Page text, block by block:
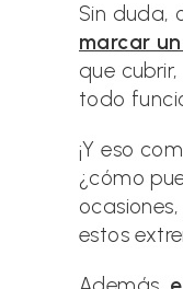
Sin duda,
marcar
que
todo
¡Y eso
¿cómo
estos